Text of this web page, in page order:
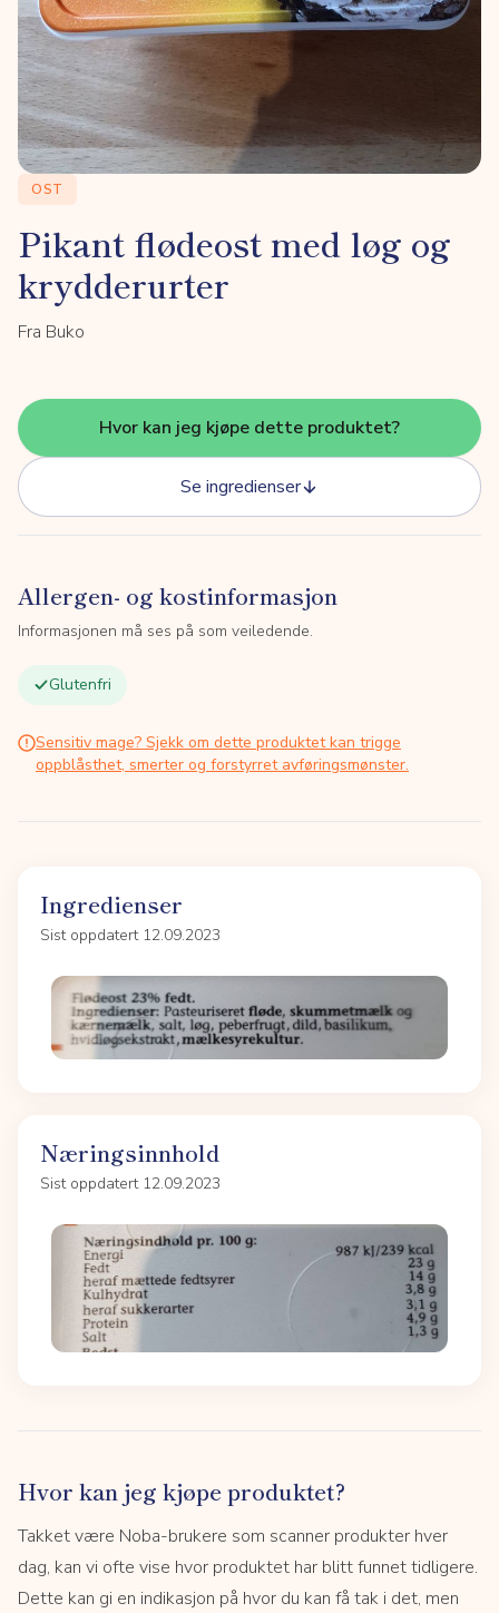
OST
Pikant flødeost med løg og
krydderurter
Fra Buko
Hvor kan jeg kjøpe dette produktet?
Se ingredienser
Allergen- og kostinformasjon
Informasjonen må ses på som veiledende.
Glutenfri
Sensitiv mage? Sjekk om dette produktet kan trigge
oppblåsthet, smerter og forstyrret avføringsmønster.
Ingredienser
Sist oppdatert 12.09.2023
Næringsinnhold
Sist oppdatert 12.09.2023
Hvor kan jeg kjøpe produktet?
Takket være Noba-brukere som scanner produkter hver
dag, kan vi ofte vise hvor produktet har blitt funnet tidligere.
Dette kan gi en indikasjon på hvor du kan få tak i det, men